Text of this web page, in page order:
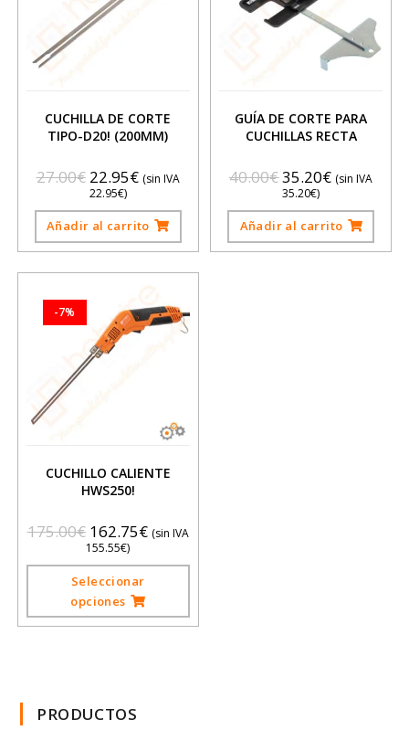
CUCHILLA DE CORTE
TIPO-D20! (200MM)
27.00€ 22.95€ (sin IVA
22.95€)
Añadir al carrito
GUÍA DE CORTE PARA
CUCHILLAS RECTA
40.00€35.20€ (sin IVA
35.20€)
Añadir al carrito
-7%
CUCHILLO CALIENTE
HWS250!
175.00€ 162.75€ (sin IVA
155.55€)
Seleccionar
opciones
PRODUCTOS